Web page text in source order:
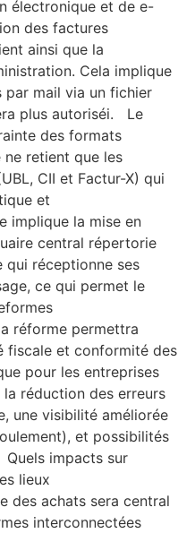
électronique et de e-
des factures
ainsi que la
Cela implique
par mail via un fichier
plus autoriséi. Le
des formats
retient que les
CII et Factur-X) qui
et
implique la mise en
central répertorie
qui réceptionne ses
ce qui permet le
réforme permettra
fiscale et conformité des
pour les entreprises
réduction des erreurs
une visibilité améliorée
et possibilités
Quels impacts sur
lieux
des achats sera central
interconnectées